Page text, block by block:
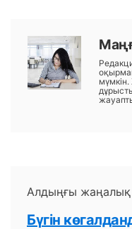
Алдыңғы жаңалық
Бүгін